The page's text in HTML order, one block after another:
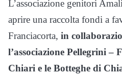
L’associazione genitori
aprire una raccolta fondi a
Franciacorta, in
l’associazione Pellegrini –
Chiari e le Botteghe di